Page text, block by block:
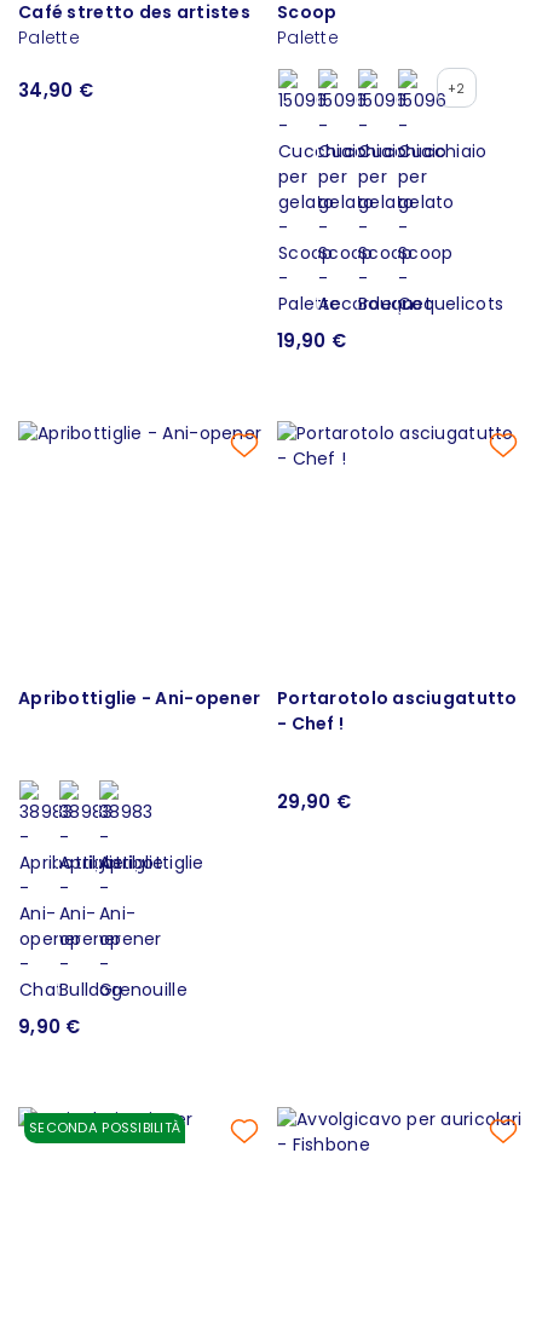
Café stretto des artistes
Palette
34,90 €
Scoop
Palette
+2
19,90 €
Apribottiglie - Ani-opener
9,90 €
Portarotolo asciugatutto
- Chef !
29,90 €
SECONDA POSSIBILITÀ